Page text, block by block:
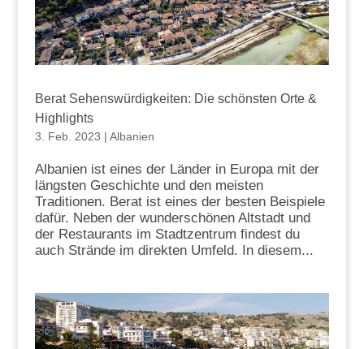
Berat Sehenswürdigkeiten: Die schönsten Orte &
Highlights
3. Feb. 2023 | Albanien
Albanien ist eines der Länder in Europa mit der
längsten Geschichte und den meisten
Traditionen. Berat ist eines der besten Beispiele
dafür. Neben der wunderschönen Altstadt und
der Restaurants im Stadtzentrum findest du
auch Strände im direkten Umfeld. In diesem...